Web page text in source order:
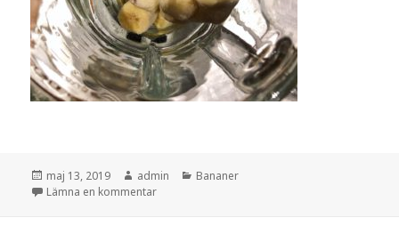
Postat
maj 13, 2019 Författare
admin Kategorier
Bananer
Lämna en kommentartill Bananglass